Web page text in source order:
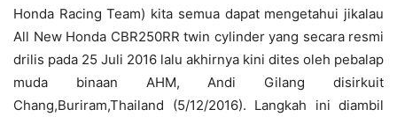
Honda Racing Team) kita semua dapat mengetahui jikalau
All New Honda CBR250RR twin cylinder yang secara resmi
drilis pada 25 Juli 2016 lalu akhirnya kini dites oleh pebalap
muda binaan AHM, Andi Gilang disirkuit
Chang,Buriram,Thailand (5/12/2016). Langkah ini diambil